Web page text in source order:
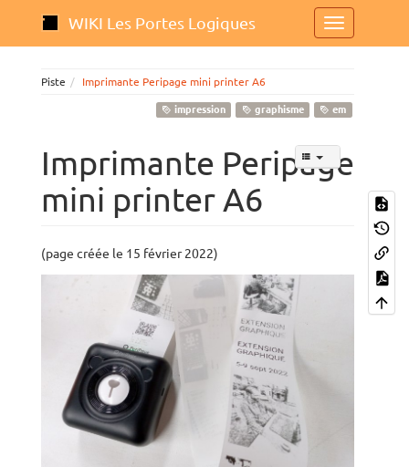
WIKI Les Portes Logiques
Piste Imprimante Peripage mini printer A6
impression graphisme em
Imprimante Peripage
mini printer A6
(page créée le 15 février 2022)